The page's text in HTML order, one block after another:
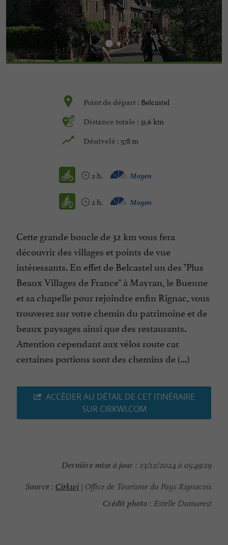
Point de départ : Belcastel
Distance totale : 31,6 km
Dénivelé : 578 m
2 h. Moyen
2 h. Moyen
Cette grande boucle de 32 km vous fera
découvrir des villages et points de vue
intéressants. En effet de Belcastel un des "Plus
Beaux Villages de France" à Mayran, le Buenne
et sa chapelle pour rejoindre enfin Rignac, vous
trouverez sur votre chemin du patrimoine et de
beaux paysages ainsi que des restaurants.
Attention cependant aux vélos route car
certaines portions sont des chemins de (...)
ACCÉDER AU DÉTAIL DE CET ITINÉRAIRE
SUR CIRKWI.COM
Dernière mise à jour : 23/12/2024 à 05:49:29
Source : Cirkwi | Office de Tourisme du Pays Rignacois
Crédit photo : Estelle Dumarest